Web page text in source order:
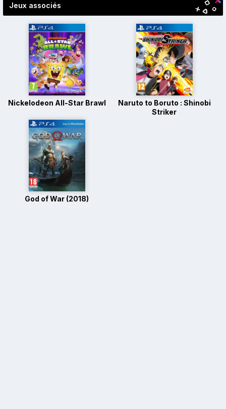
Jeux associés
Nickelodeon All-Star Brawl
Naruto to Boruto : Shinobi
Striker
God of War (2018)